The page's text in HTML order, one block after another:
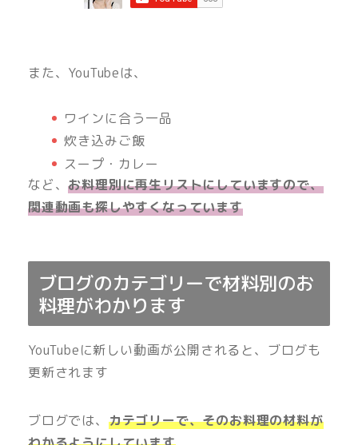
また、YouTubeは、
ワインに合う一品
炊き込みご飯
スープ・カレー
など、お料理別に再生リストにしていますので、
関連動画も探しやすくなっています
ブログのカテゴリーで材料別のお
料理がわかります
YouTubeに新しい動画が公開されると、ブログも
更新されます
ブログでは、 カテゴリーで、そのお料理の材料が